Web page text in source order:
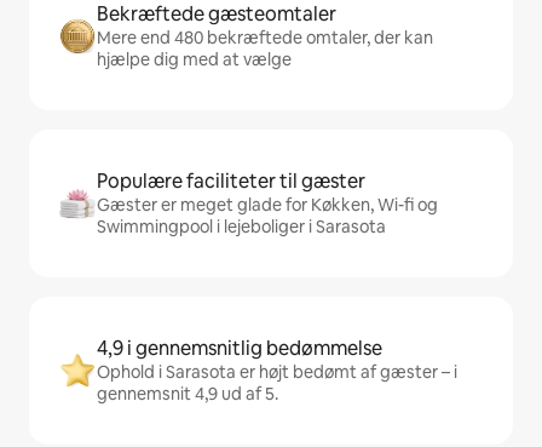
Bekræftede gæsteomtaler
Mere end 480 bekræftede omtaler, der kan
hjælpe dig med at vælge
Populære faciliteter til gæster
Gæster er meget glade for Køkken, Wi-fi og
Swimmingpool i lejeboliger i Sarasota
4,9 i gennemsnitlig bedømmelse
Ophold i Sarasota er højt bedømt af gæster – i
gennemsnit 4,9 ud af 5.